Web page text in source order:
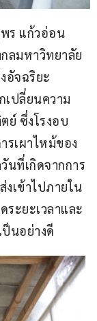
พร แก้วอ่อน
ลมหาวิทยาลัย
อัจฉริยะ
เปลี่ยนความ
ย์ ซึ่งโรงอบ
รเผาไหม้ของ
นที่เกิดจากการ
เข้าไปภายใน
ระยะเวลาและ
ป็นอย่างดี